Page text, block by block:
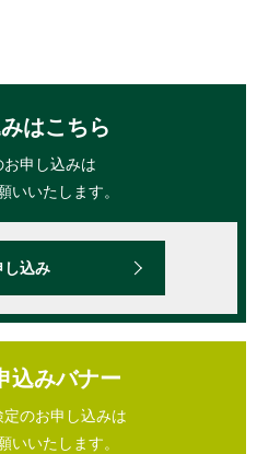
はこちら
申し込みは
いいたします。
し込み
込みバナー
のお申し込みは
いいたします。